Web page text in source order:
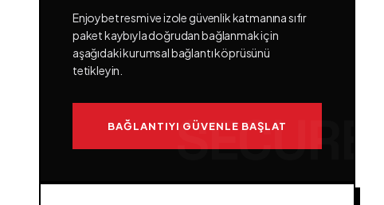
Enjoybet resmi ve izole güvenlik katmanına sıfır
paket kaybıyla doğrudan bağlanmak için
aşağıdaki kurumsal bağlantı köprüsünü
tetikleyin.
BAĞLANTIYI GÜVENLE BAŞLAT